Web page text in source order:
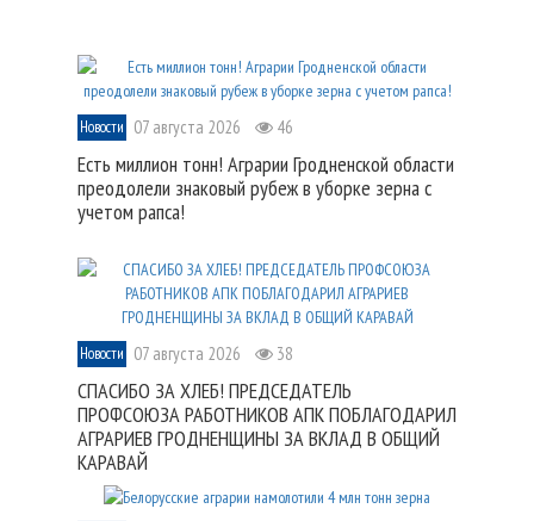
Новости 07 августа 2026 46
Есть миллион тонн! Аграрии Гродненской области
преодолели знаковый рубеж в уборке зерна с
учетом рапса!
Новости 07 августа 2026 38
СПАСИБО ЗА ХЛЕБ! ПРЕДСЕДАТЕЛЬ
ПРОФСОЮЗА РАБОТНИКОВ АПК ПОБЛАГОДАРИЛ
АГРАРИЕВ ГРОДНЕНЩИНЫ ЗА ВКЛАД В ОБЩИЙ
КАРАВАЙ